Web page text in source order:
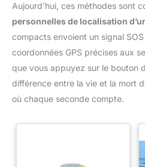
Aujourd’hui, ces méthodes sont
personnelles de localisation
compacts envoient un signal
coordonnées GPS précises aux
que vous appuyez sur le bouton
différence entre la vie et la mort
où chaque seconde compte.